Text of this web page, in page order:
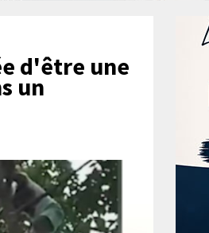
d'être une
un